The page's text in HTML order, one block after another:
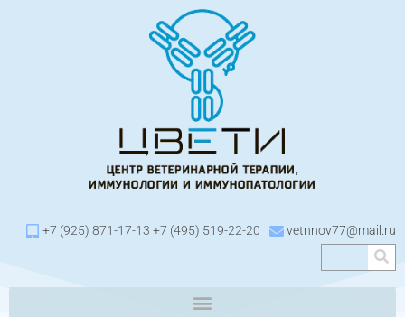
+7 (925) 871-17-13 +7 (495) 519-22-20 vetnnov77@mail.ru